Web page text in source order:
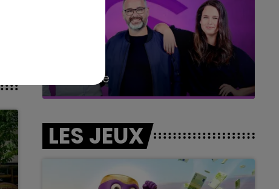
La Famille
LES JEUX